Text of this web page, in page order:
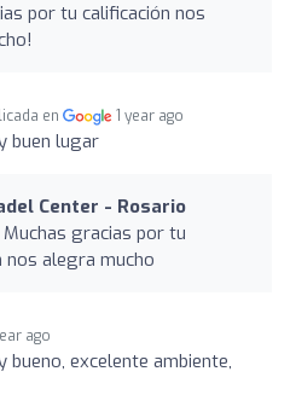
por tu calificación nos
en 1 year ago
buen lugar
Center - Rosario
Muchas gracias por tu
nos alegra mucho
ago
bueno, excelente ambiente,